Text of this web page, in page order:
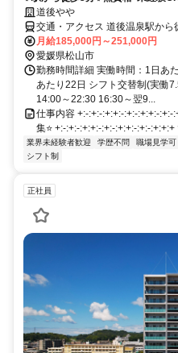
道後やや
交通・アクセス 道後温泉駅から
月給185,000円～251,000円
愛媛県松山市
勤務時間詳細 実働時間：1日あ
あたり22日 シフト交替制(実働
14:00～22:30 16:30～翌9...
仕事内容 +:-:+:-:+:+:-:+:-:+:+:-
集⭐ +:-:+:-:+:+:-:+:-:+:+:-:+:-:+:+:+
業界未経験者歓迎 学歴不問 職場見学可
シフト制
正社員